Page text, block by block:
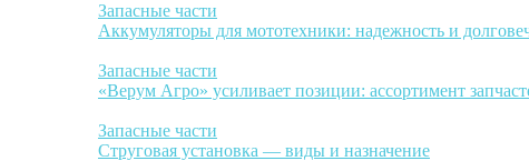
Запасные части
Аккумуляторы для мототехники: надежность и
Запасные части
«Верум Агро» усиливает позиции: ассортимент
Запасные части
Струговая установка — виды и назначение